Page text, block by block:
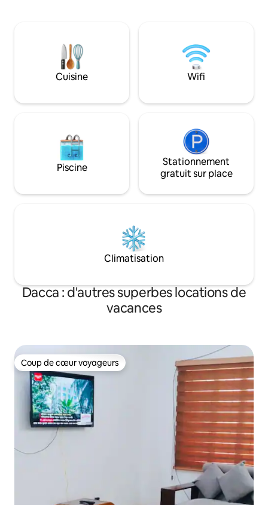
du magasin d’usine Gulshan Aarong et à
distance de marche d’établissements de
restauration, il est parfait pour lire au
calme, travailler à domicile ou
2 personnes au maximum. Ascenseur
entièrement
Cuisine Wifi
Piscine
Stationnement
gratuit sur place
Climatisation
Dacca : d'autres superbes locations de
vacances
Coup de cœur voyageurs
Coup de cœur voyageurs